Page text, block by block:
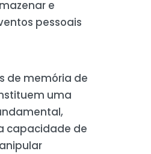
e
pessoais
de memória de
uma
capacidade de